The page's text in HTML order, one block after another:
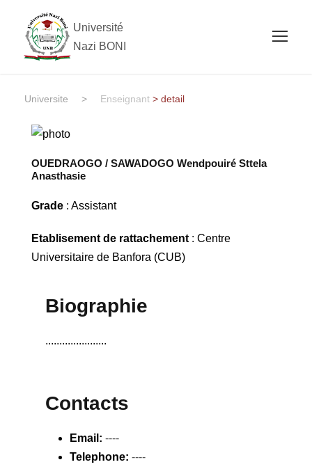
Université
Nazi BONI
Universite > Enseignant > detail
OUEDRAOGO / SAWADOGO Wendpouiré Sttela
Anasthasie
Grade: Assistant
Etablisement de rattachement: Centre
Universitaire de Banfora (CUB)
Biographie
......................
Contacts
Email: ----
Telephone: ----